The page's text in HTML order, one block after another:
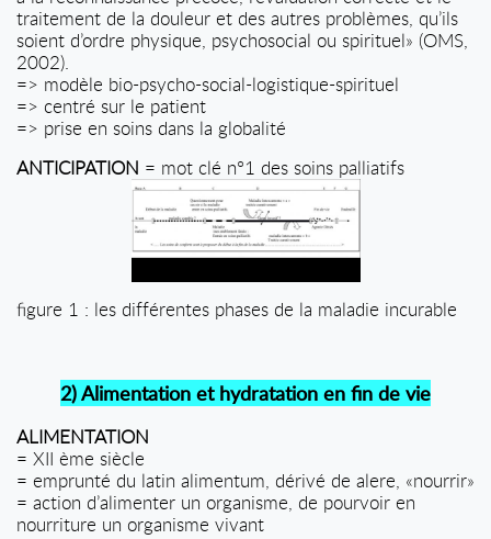
traitement de la douleur et des autres problèmes, qu’ils
soient d’ordre physique, psychosocial ou spirituel» (OMS,
2002).
=> modèle bio-psycho-social-logistique-spirituel
=> centré sur le patient
=> prise en soins dans la globalité
ANTICIPATION = mot clé n°1 des soins palliatifs
figure 1 : les différentes phases de la maladie incurable
2) Alimentation et hydratation en fin de vie
ALIMENTATION
= XII ème siècle
= emprunté du latin alimentum, dérivé de alere, «nourrir»
= action d’alimenter un organisme, de pourvoir en
nourriture un organisme vivant